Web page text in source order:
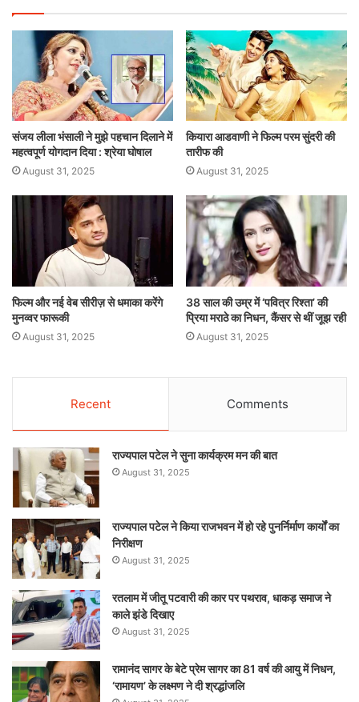
संजय लीला भंसाली ने मुझे पहचान दिलाने में
महत्वपूर्ण योगदान दिया : श्रेया घोषाल
August 31, 2025
कियारा आडवाणी ने फिल्म परम सुंदरी की
तारीफ की
August 31, 2025
फिल्म और नई वेब सीरीज़ से धमाका करेंगे
मुनव्वर फारूकी
August 31, 2025
38 साल की उम्र में ‘पवित्र रिश्ता’ की
प्रिया मराठे का निधन, कैंसर से थीं जूझ रही
August 31, 2025
Recent Comments
राज्यपाल पटेल ने सुना कार्यक्रम मन की बात
August 31, 2025
राज्यपाल पटेल ने किया राजभवन में हो रहे पुनर्निर्माण कार्यों का
निरीक्षण
August 31, 2025
रतलाम में जीतू पटवारी की कार पर पथराव, धाकड़ समाज ने
काले झंडे दिखाए
August 31, 2025
रामानंद सागर के बेटे प्रेम सागर का 81 वर्ष की आयु में निधन,
‘रामायण’ के लक्ष्मण ने दी श्रद्धांजलि